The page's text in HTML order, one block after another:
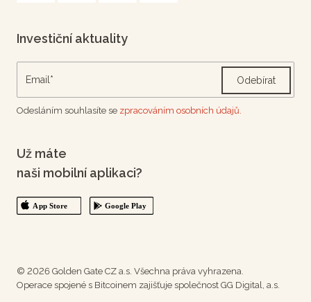
Investiční aktuality
Odebírat
Odesláním souhlasíte se zpracováním osobních údajů.
Už máte
naši mobilní aplikaci?
© 2026 Golden Gate CZ a.s. Všechna práva vyhrazena.
Operace spojené s Bitcoinem zajišťuje společnost GG Digital, a.s.